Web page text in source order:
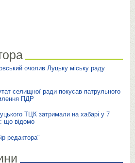
очолив Луцьку міську раду
селищної ради покусав патрульного
ПДР
ТЦК затримали на хабарі у 7
що відомо
редактора"